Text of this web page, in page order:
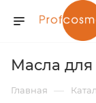
Масла
Главная —